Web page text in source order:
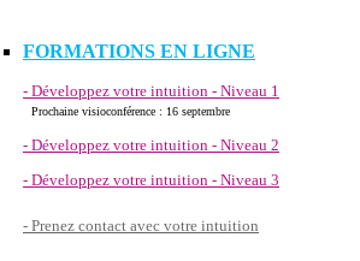
FORMATIONS EN LIGNE
- Développez votre intuition - Niveau 1
Prochaine visioconférence : 16 septembre
- Développez votre intuition - Niveau 2
- Développez votre intuition - Niveau 3
- Prenez contact avec votre intuition